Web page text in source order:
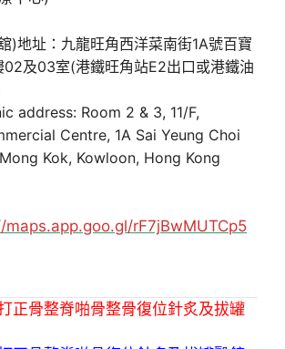
)地址：九龍旺角西洋菜南街1A號百寶
02及03室(港鐵旺角站E2出口或港鐵油
address: Room 2 & 3, 11/F,
Centre, 1A Sai Yeung Choi
Kok, Kowloon, Hong Kong
rF7jBwMUTCp5
正骨整脊啪骨整骨復位針炙及拔罐